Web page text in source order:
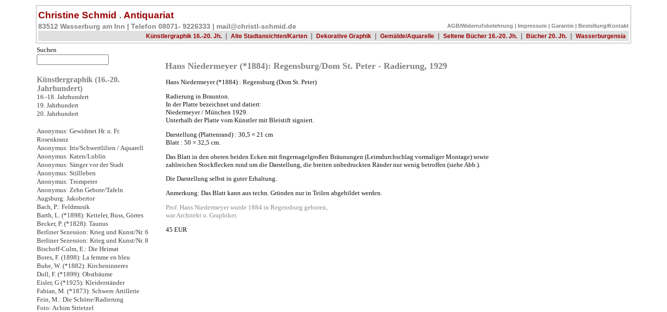
Christine Schmid . Antiquariat
83512 Wasserburg am Inn | Telefon 08071- 9226333 | mail@christl-schmid.de AGB/Widerrufsbelehrung | Impressum | Garantie | Bestellung/Kontakt
Künstlergraphik 16.-20. Jh.
| Alte Stadtansichten/Karten | Dekorative Graphik | Gemälde/Aquarelle | Seltene Bücher 16.-20. Jh. | Bücher 20. Jh. | Wasserburgensia
Suchen
Künstlergraphik (16.-20.
Jahrhundert)
16.-18. Jahrhundert
19. Jahrhundert
20. Jahrhundert
Anonymus: Gewidmet Hr. u. Fr.
Rosenkranz
Anonymus: Iris/Schwertlilien / Aquarell
Anonymus: Katen/Lublin
Anonymus: Sänger vor der Stadt
Anonymus: Stillleben
Anonymus: Trompeter
Anonymus: Zehn Gebote/Tafeln
Augsburg: Jakobertor
Bach, P.: Feldmusik
Barth, L. (*1898): Ketteler, Buss, Görres
Becker, P. (*1828): Taunus
Berliner Sezession: Krieg und Kunst/Nr. 6
Berliner Sezession: Krieg und Kunst/Nr. 8
Bischoff-Culm, E.: Die Heimat
Bores, F. (1898): La femme en bleu
Buhe, W. (*1882): Kircheninneres
Doll, F. (*1899): Obstbäume
Eisler, G (*1925): Kleiderständer
Fabian, M. (*1873): Schwere Artillerie
Fein, M.: Die Schöne/Radierung
Foto: Achim Strietzel
Hans Niedermeyer (*1884): Regensburg/Dom St. Peter - Radierung, 1929
Hans Niedermeyer (*1884) : Regensburg (Dom St. Peter)
Radierung in Braunton.
In der Platte bezeichnet und datiert:
Niedermeyer / München 1929.
Unterhalb der Platte vom Künstler mit Bleistift signiert.
Darstellung (Plattenrand) : 30,5 × 21 cm
Blatt : 50 × 32,5 cm.
Das Blatt in den oberen beiden Ecken mit fingernagelgroßen Bräunungen (Leimdurchschlag vormaliger Montage) sowie
zahlreichen Stockflecken rund um die Darstellung, die breiten unbedruckten Ränder nur wenig betroffen (siehe Abb.).
Die Darstellung selbst in guter Erhaltung.
Anmerkung: Das Blatt kann aus techn. Gründen nur in Teilen abgebildet werden.
Prof. Hans Niedermeyer wurde 1884 in Regensburg geboren,
war Architekt u. Graphiker.
45 EUR